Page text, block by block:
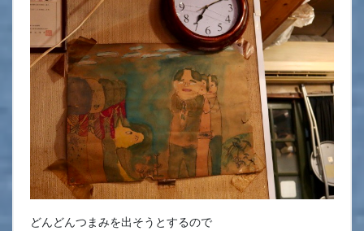
どんどんつまみを出そうとするので